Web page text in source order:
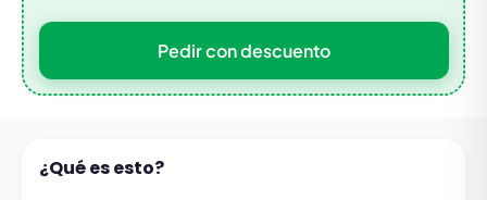
Pedir con descuento
¿Qué es esto?